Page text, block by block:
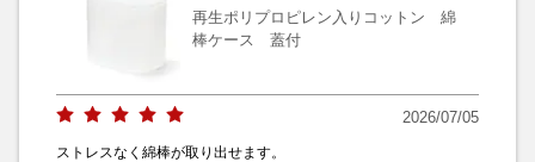
再生ポリプロピレン入りコットン 綿
棒ケース 蓋付
2026/07/05
ストレスなく綿棒が取り出せます。